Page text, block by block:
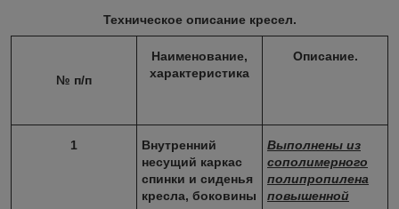
Техническое описание кресел.
№ п/п
Наименование,
характеристика
Описание.
1
Внутренний
несущий каркас
спинки и сиденья
кресла, боковины
Выполнены из
сополимерного
полипропилена
повышенной